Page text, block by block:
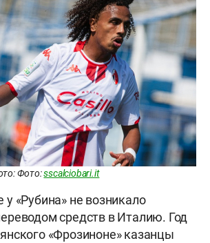
Фото:sscalciobari.it
у «Рубина» не возникало
средств в Италию. Год
«Фрозиноне» казанцы